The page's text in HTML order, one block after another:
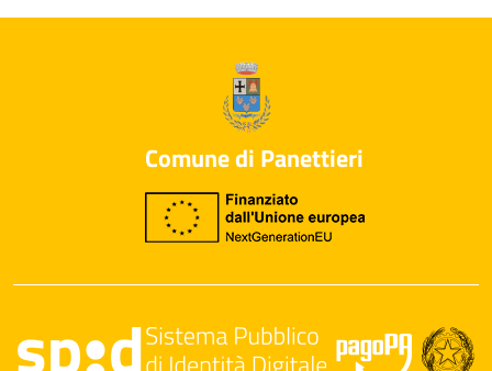
Comune di Panettieri